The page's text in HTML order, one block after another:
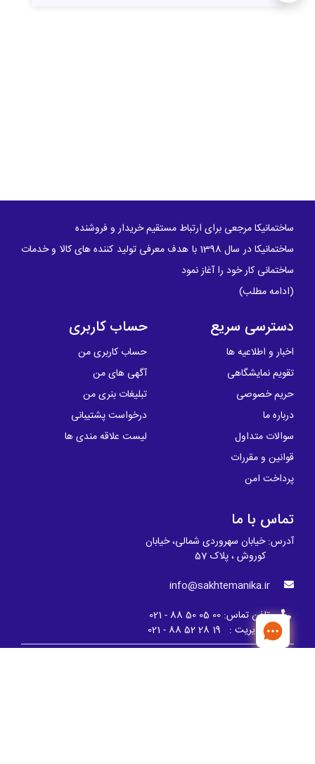
ساختمانیکا مرجعی برای ارتباط مستقیم خریدار و فروشنده
ساختمانیکا در سال 1398 با هدف معرفی تولید کننده های کالا و خدمات
ساختمانی کار خود را آغاز نمود
(ادامه مطلب)
دسترسی سریع
اخبار و اطلاعیه ها
تقویم نمایشگاهی
حریم خصوصی
درباره ما
سوالات متداول
قوانین و مقررات
پرداخت امن
حساب کاربری
حساب کاربری من
آگهی های من
تبلیغات بنری من
درخواست پشتیبانی
لیست علاقه مندی ها
تماس با ما
آدرس: خیابان سهروردی شمالی، خیابان
کوروش ، پلاک 57
info@sakhtemanika.ir
تلفن تماس: 00 05 50 88 - 021
مدیریت : 19 28 52 88 - 021